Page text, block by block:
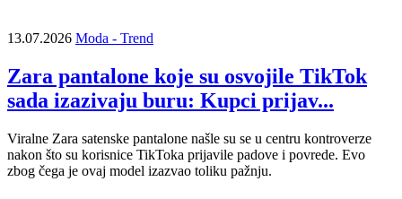
13.07.2026 Moda - Trend
Zara pantalone koje su osvojile TikTok
sada izazivaju buru: Kupci prijav...
Viralne Zara satenske pantalone našle su se u centru kontroverze
nakon što su korisnice TikToka prijavile padove i povrede. Evo
zbog čega je ovaj model izazvao toliku pažnju.